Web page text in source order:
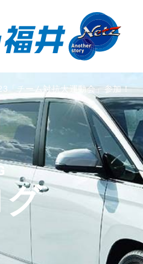
「チーム対抗大運動会」参加！